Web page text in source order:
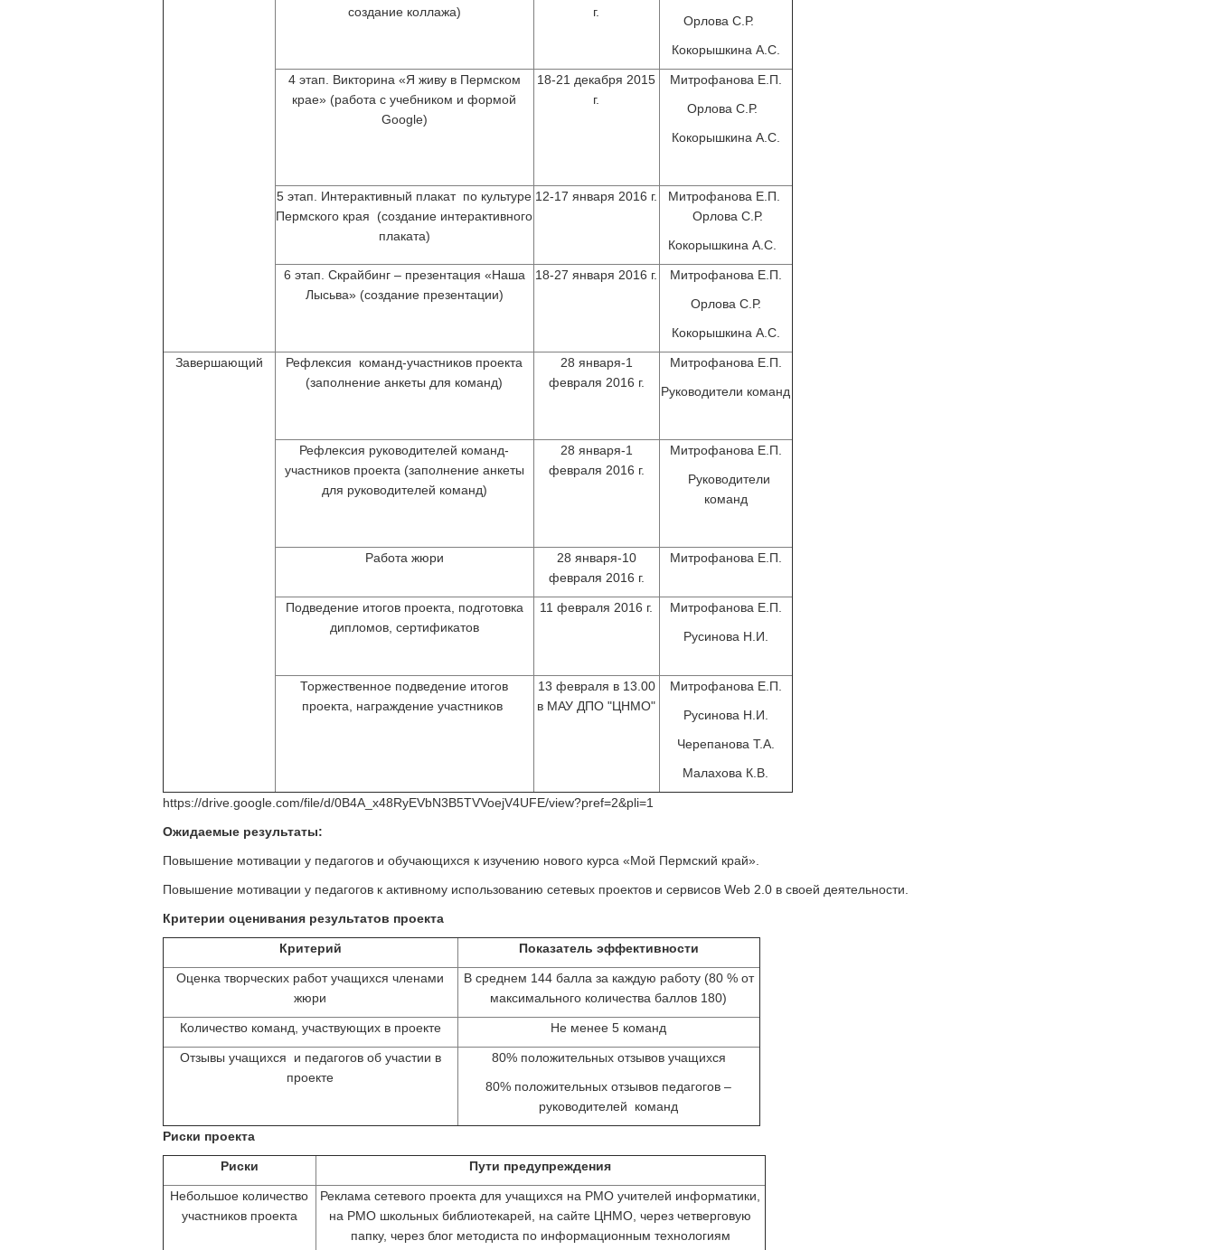
создание коллажа)
г.
Орлова С.Р.
Кокорышкина А.С.
4 этап. Викторина «Я живу в Пермском
крае» (работа с учебником и формой
Google)
18-21 декабря 2015
г.
Митрофанова Е.П.
Орлова С.Р.
Кокорышкина А.С.
5 этап. Интерактивный плакат по культуре
Пермского края (создание интерактивного
плаката)
12-17 января 2016 г.
Митрофанова Е.П.
Орлова С.Р.
Кокорышкина А.С.
6 этап. Скрайбинг – презентация «Наша
Лысьва» (создание презентации)
18-27 января 2016 г.
Митрофанова Е.П.
Орлова С.Р.
Кокорышкина А.С.
Завершающий
Рефлексия команд-участников проекта
(заполнение анкеты для команд)
28 января-1
февраля 2016 г.
Митрофанова Е.П.
Руководители команд
Рефлексия руководителей команд-
участников проекта (заполнение анкеты
для руководителей команд)
28 января-1
февраля 2016 г.
Митрофанова Е.П.
Руководители
команд
Работа жюри
28 января-10
февраля 2016 г.
Митрофанова Е.П.
Подведение итогов проекта, подготовка
дипломов, сертификатов
11 февраля 2016 г.
Митрофанова Е.П.
Русинова Н.И.
Торжественное подведение итогов
проекта, награждение участников
13 февраля в 13.00
в МАУ ДПО "ЦНМО"
Митрофанова Е.П.
Русинова Н.И.
Черепанова Т.А.
Малахова К.В.
https://drive.google.com/file/d/0B4A_x48RyEVbN3B5TVVoejV4UFE/view?pref=2&pli=1
Ожидаемые результаты:
Повышение мотивации у педагогов и обучающихся к изучению нового курса «Мой Пермский край».
Повышение мотивации у педагогов к активному использованию сетевых проектов и сервисов Web 2.0 в своей деятельности.
Критерии оценивания результатов проекта
Критерий Показатель эффективности
Оценка творческих работ учащихся членами
жюри
В среднем 144 балла за каждую работу (80 % от
максимального количества баллов 180)
Количество команд, участвующих в проекте Не менее 5 команд
Отзывы учащихся и педагогов об участии в
проекте
80% положительных отзывов учащихся
80% положительных отзывов педагогов –
руководителей команд
Риски проекта
Риски Пути предупреждения
Небольшое количество
участников проекта
Реклама сетевого проекта для учащихся на РМО учителей информатики,
на РМО школьных библиотекарей, на сайте ЦНМО, через четверговую
папку, через блог методиста по информационным технологиям